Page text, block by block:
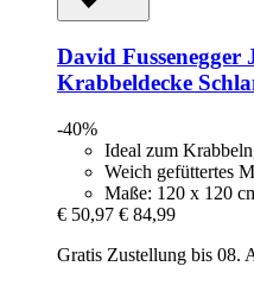
David Fussenegger
Krabbeldecke
-40%
Ideal zum
Weich gefüttertes
Maße: 120 x 120
€ 50,97 € 84,99
Gratis Zustellung bis 08.